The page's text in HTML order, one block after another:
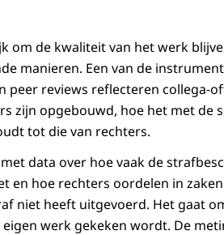
om de kwaliteit van het werk
manieren. Een van de
peer reviews reflecteren collega-
zijn opgebouwd, hoe het met de
tot die van rechters.
data over hoe vaak de
en hoe rechters oordelen in
niet heeft uitgevoerd. Het gaat
werk gekeken wordt. De